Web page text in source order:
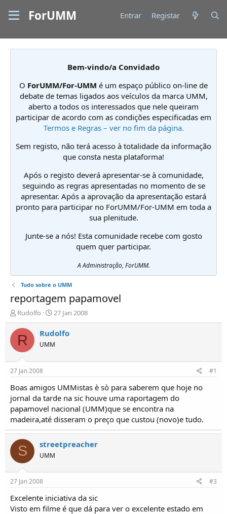
ForUMM Entrar Registar
Bem-vindo/a Convidado
O ForUMM/For-UMM é um espaço público on-line de
debate de temas ligados aos veículos da marca UMM,
aberto a todos os interessados que nele queiram
participar de acordo com as condições especificadas em
Termos e Regras – ver no fim da página.
Sem registo, não terá acesso à totalidade da informação
que consta nesta plataforma!
Após o registo deverá apresentar-se à comunidade,
seguindo as regras apresentadas no momento de se
apresentar. Após a aprovação da apresentação estará
pronto para participar no ForUMM/For-UMM em toda a
sua plenitude.
Junte-se a nós! Esta comunidade recebe com gosto
quem quer participar.
A Administração, ForUMM.
Tudo sobre o UMM
reportagem papamovel
I
n
i
i
d
o
r
e
T
ó
p
i
c
o
Rudolfo
D
a
t
d
í
c
i
o
27 Jan 2008
R Rudolfo
UMM
27 Jan 2008 #1
Boas amigos UMMistas è sò para saberem que hoje no
jornal da tarde na sic houve uma raportagem do
papamovel nacional (UMM)que se encontra na
madeira,até disseram o preço que custou (novo)e tudo.
S streetpreacher
UMM
27 Jan 2008 #3
Excelente iniciativa da sic
Visto em filme é que dá para ver o excelente estado em